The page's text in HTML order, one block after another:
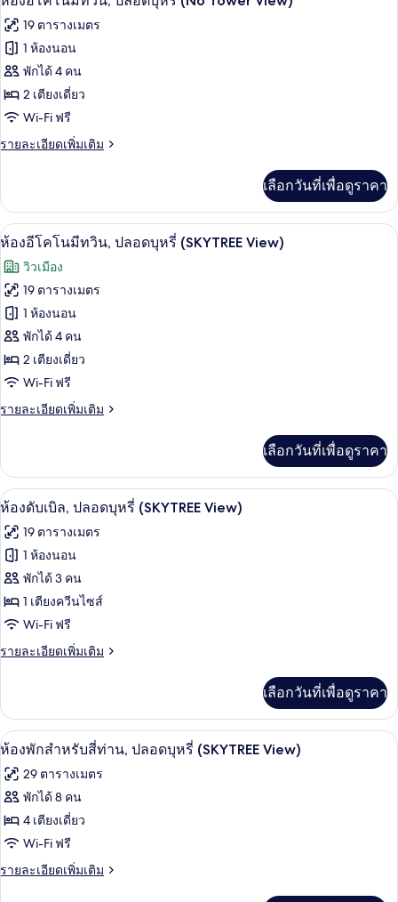
ปลอด
บุหรี่
(No
Tower
View)
สำหรับ
สี่
ท่าน,
ปลอด
บุหรี่
(No
Tower
View)
ภาพถ่าย
ทั้งหมด
ของ
ห้อง
อี
โค
มี
ทวิน,
ปลอด
บุหรี่
(No
Tower
View)
19 ตารางเมตร
1 ห้องนอน
พักได้ 4 คน
2 เตียงเดี่ยว
Wi-Fi ฟรี
รายละเอียดเพิ่มเติม
ราย
เกี่ยว
กับ
ห้อง
โค
โน
มี
ทวิ
น,
ปลอด
บุหรี่
(No
View)
เลือกวันที่เพื่อดูราคา
เปิด
ภาพถ่าย
ทั้งหมด
ของ
ห้อง
อี
โค
โน
ทวิน,
ปลอด
บุหรี่
(SKYTREE
View)
ห้องอีโคโนมีทวิน, ปลอดบุหรี่
5
ห้องอีโคโนมีทวิน, ปลอดบุหรี่ (SKYTREE View)
วิวเมือง
19 ตารางเมตร
1 ห้องนอน
พักได้ 4 คน
2 เตียงเดี่ยว
Wi-Fi ฟรี
รายละเอียดเพิ่มเติม
ราย
เกี่ยว
กับ
ห้อง
โค
โน
มี
ทวิ
น,
ปลอด
บุหรี่
(SKYTREE
เลือกวันที่เพื่อดูราคา
เปิด
ภาพถ่าย
ทั้งหมด
ของ
ห้อง
ดับเบิล,
ปลอด
(SKYTREE
View)
ห้องดับเบิล, ปลอดบุหรี่ (SKYTREE
3
ห้องดับเบิล, ปลอดบุหรี่ (SKYTREE View)
19 ตารางเมตร
1 ห้องนอน
พักได้ 3 คน
1 เตียงควีนไซส์
Wi-Fi ฟรี
รายละเอียดเพิ่มเติม
ราย
เกี่ยว
กับ
ห้อง
ปลอด
บุหรี่
(SKYTREE
View)
เลือกวันที่เพื่อดูราคา
เปิด
ภาพถ่าย
ทั้งหมด
ของ
ห้อง
พัก
ห้องพักสำหรับสี่ท่าน, ปลอดบุหรี่
4
ห้องพักสำหรับสี่ท่าน, ปลอดบุหรี่ (SKYTREE View)
29 ตารางเมตร
พักได้ 8 คน
4 เตียงเดี่ยว
Wi-Fi ฟรี
รายละเอียดเพิ่มเติม
ราย